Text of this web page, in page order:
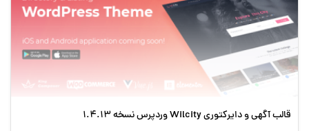
قالب آگهی و دایرکتوری Wilcity وردپرس نسخه 1.4.13